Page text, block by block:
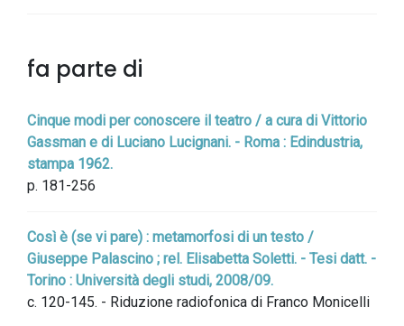
fa parte di
Cinque modi per conoscere il teatro / a cura di Vittorio
Gassman e di Luciano Lucignani. - Roma : Edindustria,
stampa 1962.
p. 181-256
Così è (se vi pare) : metamorfosi di un testo /
Giuseppe Palascino ; rel. Elisabetta Soletti. - Tesi datt. -
Torino : Università degli studi, 2008/09.
c. 120-145. - Riduzione radiofonica di Franco Monicelli